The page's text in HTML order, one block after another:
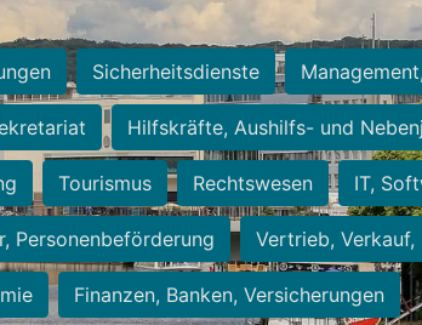
Sicherheitsdienste
Hilfskräfte, Aushilfs- und
Tourismus Rechtswesen IT,
Personenbeförderung Vertrieb, Verkauf,
Finanzen, Banken, Versicherungen